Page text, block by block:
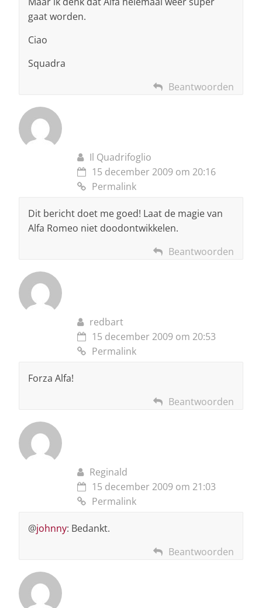
gaat worden.
Ciao
Squadra
Beantwoorden
Il Quadrifoglio
15 december 2009 om 20:16
Permalink
Dit bericht doet me goed! Laat de magie van
Alfa Romeo niet doodontwikkelen.
Beantwoorden
redbart
15 december 2009 om 20:53
Permalink
Forza Alfa!
Beantwoorden
Reginald
15 december 2009 om 21:03
Permalink
@johnny: Bedankt.
Beantwoorden